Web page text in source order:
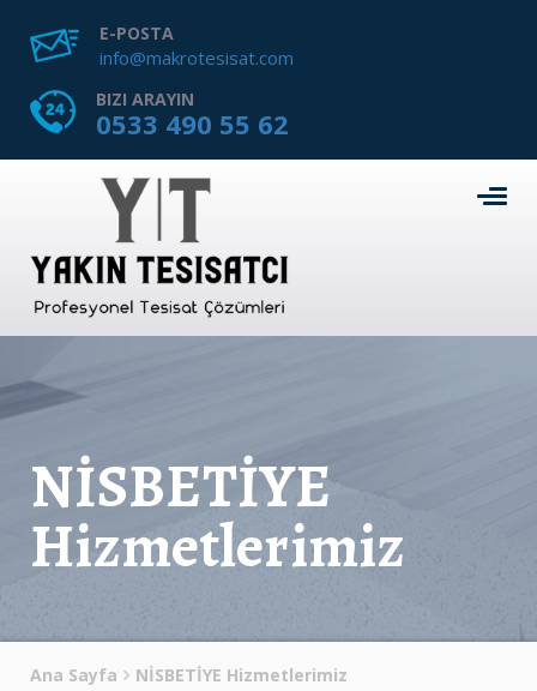
E-POSTA
info@makrotesisat.com
BIZI ARAYIN
0533 490 55 62
NİSBETİYE
Hizmetlerimiz
Ana Sayfa NİSBETİYE Hizmetlerimiz